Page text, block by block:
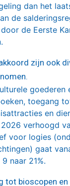
dan het
de
de Eerste
zijn ook
goederen
toegang
en
verhoogd
voor logies
gaat
naar 21%.
tot bioscopen